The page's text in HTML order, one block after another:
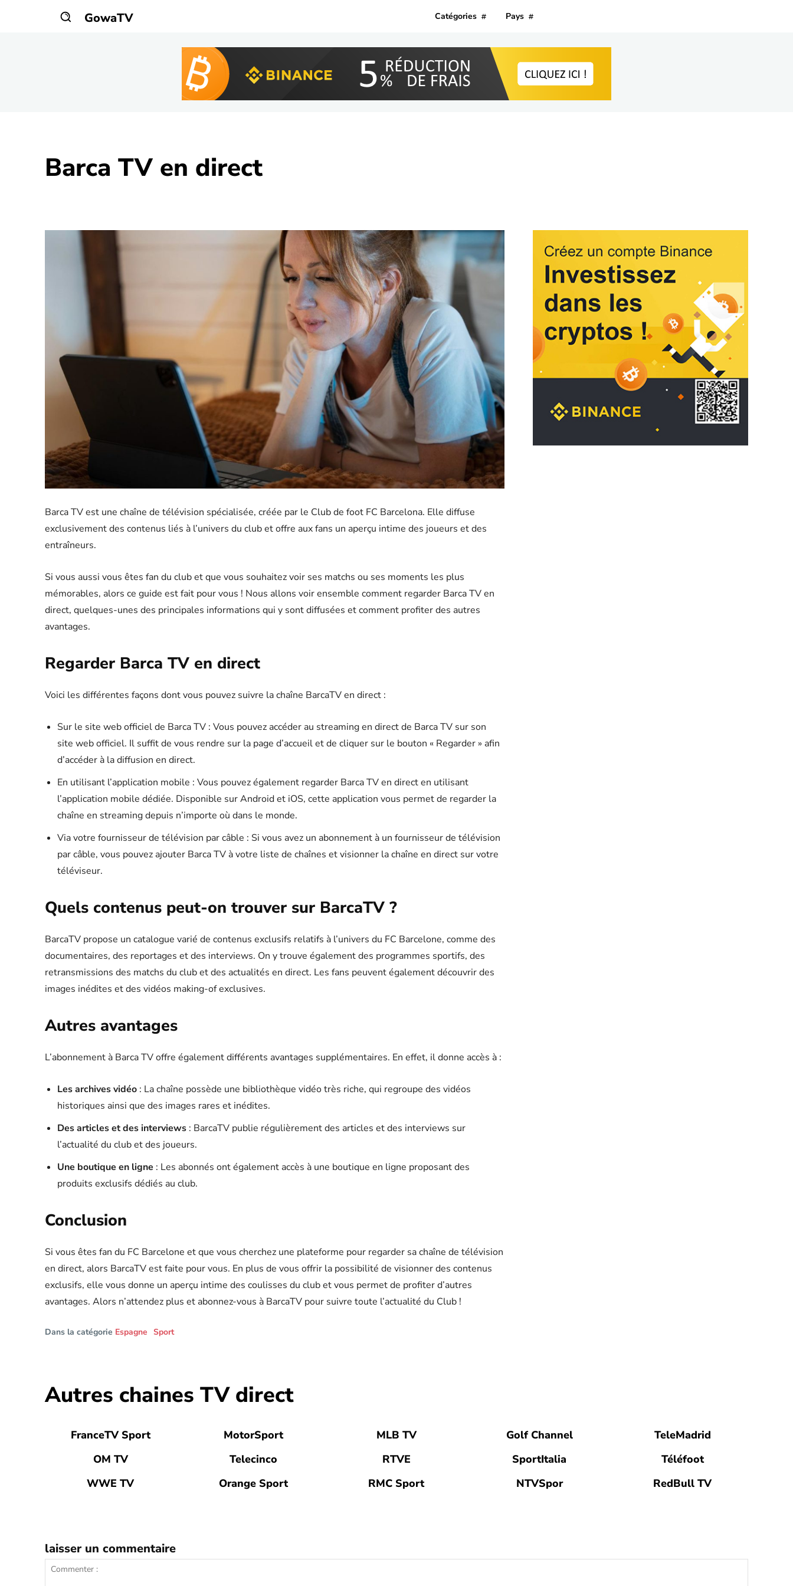
GowaTV Catégories Pays
Barca TV en direct
Barca TV est une chaîne de télévision spécialisée, créée par le Club de foot FC Barcelona. Elle diffuse
exclusivement des contenus liés à l’univers du club et offre aux fans un aperçu intime des joueurs et des
entraîneurs.
Si vous aussi vous êtes fan du club et que vous souhaitez voir ses matchs ou ses moments les plus
mémorables, alors ce guide est fait pour vous ! Nous allons voir ensemble comment regarder Barca TV en
direct, quelques-unes des principales informations qui y sont diffusées et comment profiter des autres
avantages.
Regarder Barca TV en direct
Voici les différentes façons dont vous pouvez suivre la chaîne BarcaTV en direct :
Sur le site web officiel de Barca TV : Vous pouvez accéder au streaming en direct de Barca TV sur son
site web officiel. Il suffit de vous rendre sur la page d’accueil et de cliquer sur le bouton « Regarder » afin
d’accéder à la diffusion en direct.
En utilisant l’application mobile : Vous pouvez également regarder Barca TV en direct en utilisant
l’application mobile dédiée. Disponible sur Android et iOS, cette application vous permet de regarder la
chaîne en streaming depuis n’importe où dans le monde.
Via votre fournisseur de télévision par câble : Si vous avez un abonnement à un fournisseur de télévision
par câble, vous pouvez ajouter Barca TV à votre liste de chaînes et visionner la chaîne en direct sur votre
téléviseur.
Quels contenus peut-on trouver sur BarcaTV ?
BarcaTV propose un catalogue varié de contenus exclusifs relatifs à l’univers du FC Barcelone, comme des
documentaires, des reportages et des interviews. On y trouve également des programmes sportifs, des
retransmissions des matchs du club et des actualités en direct. Les fans peuvent également découvrir des
images inédites et des vidéos making-of exclusives.
Autres avantages
L’abonnement à Barca TV offre également différents avantages supplémentaires. En effet, il donne accès à :
Les archives vidéo : La chaîne possède une bibliothèque vidéo très riche, qui regroupe des vidéos
historiques ainsi que des images rares et inédites.
Des articles et des interviews : BarcaTV publie régulièrement des articles et des interviews sur
l’actualité du club et des joueurs.
Une boutique en ligne : Les abonnés ont également accès à une boutique en ligne proposant des
produits exclusifs dédiés au club.
Conclusion
Si vous êtes fan du FC Barcelone et que vous cherchez une plateforme pour regarder sa chaîne de télévision
en direct, alors BarcaTV est faite pour vous. En plus de vous offrir la possibilité de visionner des contenus
exclusifs, elle vous donne un aperçu intime des coulisses du club et vous permet de profiter d’autres
avantages. Alors n’attendez plus et abonnez-vous à BarcaTV pour suivre toute l’actualité du Club !
Dans la catégorie Espagne Sport
Autres chaines TV direct
FranceTV Sport MotorSport MLB TV Golf Channel
TeleMadrid
OM TV
Telecinco RTVE SportItalia
Téléfoot
WWE TV
Orange Sport RMC Sport NTVSpor RedBull TV
laisser un commentaire